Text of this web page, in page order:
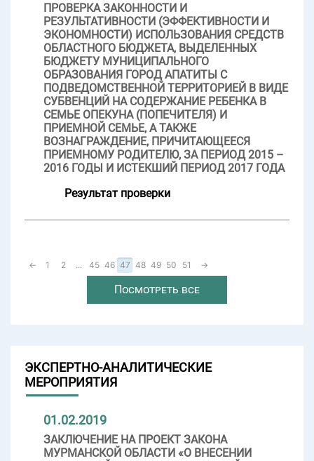
ПРОВЕРКА ЗАКОННОСТИ И
РЕЗУЛЬТАТИВНОСТИ (ЭФФЕКТИВНОСТИ И
ЭКОНОМНОСТИ) ИСПОЛЬЗОВАНИЯ СРЕДСТВ
ОБЛАСТНОГО БЮДЖЕТА, ВЫДЕЛЕННЫХ
БЮДЖЕТУ МУНИЦИПАЛЬНОГО
ОБРАЗОВАНИЯ ГОРОД АПАТИТЫ С
ПОДВЕДОМСТВЕННОЙ ТЕРРИТОРИЕЙ В ВИДЕ
СУБВЕНЦИЙ НА СОДЕРЖАНИЕ РЕБЕНКА В
СЕМЬЕ ОПЕКУНА (ПОПЕЧИТЕЛЯ) И
ПРИЕМНОЙ СЕМЬЕ, А ТАКЖЕ
ВОЗНАГРАЖДЕНИЕ, ПРИЧИТАЮЩЕЕСЯ
ПРИЕМНОМУ РОДИТЕЛЮ, ЗА ПЕРИОД 2015 –
2016 ГОДЫ И ИСТЕКШИЙ ПЕРИОД 2017 ГОДА
Результат проверки
← 1 2 ... 45 46 47 48 49 50 51 →
Посмотреть все
ЭКСПЕРТНО-АНАЛИТИЧЕСКИЕ
МЕРОПРИЯТИЯ
01.02.2019
ЗАКЛЮЧЕНИЕ НА ПРОЕКТ ЗАКОНА
МУРМАНСКОЙ ОБЛАСТИ «О ВНЕСЕНИИ